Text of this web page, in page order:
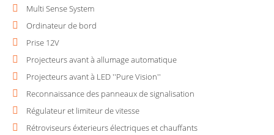
Multi Sense System
Ordinateur de bord
Prise 12V
Projecteurs avant à allumage automatique
Projecteurs avant à LED ''Pure Vision''
Reconnaissance des panneaux de signalisation
Régulateur et limiteur de vitesse
Rétroviseurs éxterieurs électriques et chauffants